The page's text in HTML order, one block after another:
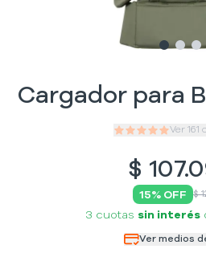
Slide1
Slide
Cargador para
Ver 161
$
15% OFF $
3 cuotas sin interés
Ver medios